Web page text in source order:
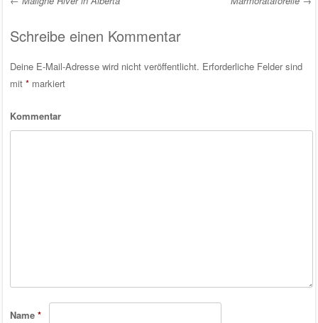
Post navigation
Schreibe einen Kommentar
Deine E-Mail-Adresse wird nicht veröffentlicht. Erforderliche Felder sind
mit *markiert
Kommentar
Name *